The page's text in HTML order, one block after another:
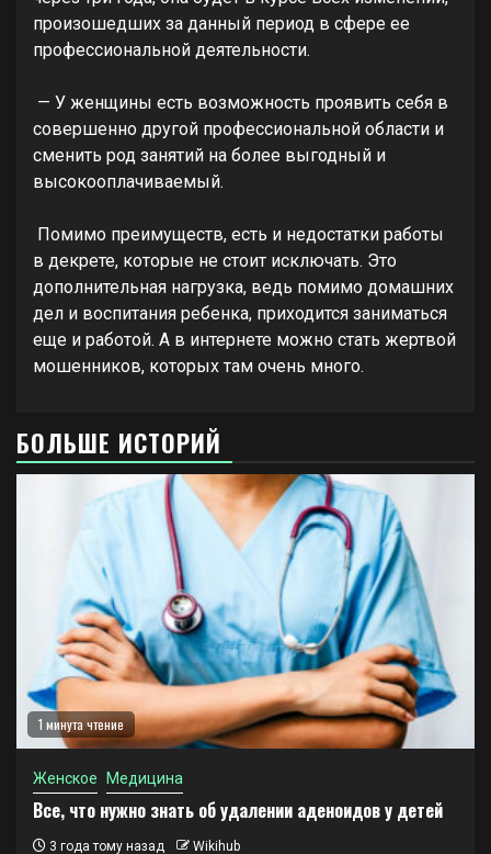
произошедших за данный период в сфере ее
профессиональной деятельности.
— У женщины есть возможность проявить себя в
совершенно другой профессиональной области и
сменить род занятий на более выгодный и
высокооплачиваемый.
Помимо преимуществ, есть и недостатки работы
в декрете, которые не стоит исключать. Это
дополнительная нагрузка, ведь помимо домашних
дел и воспитания ребенка, приходится заниматься
еще и работой. А в интернете можно стать жертвой
мошенников, которых там очень много.
БОЛЬШЕ ИСТОРИЙ
1 минута чтение
Женское Медицина
Все, что нужно знать об удалении аденоидов у детей
3 года тому назад Wikihub